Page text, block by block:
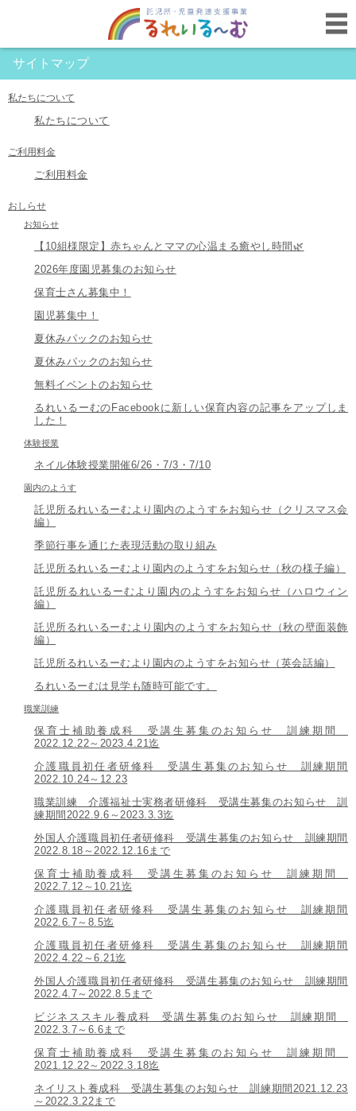
サイトマップ
私たちについて
私たちについて
ご利用料金
ご利用料金
おしらせ
お知らせ
【10組様限定】赤ちゃんとママの心温まる癒やし時間🌿
2026年度園児募集のお知らせ
保育士さん募集中！
園児募集中！
夏休みパックのお知らせ
夏休みパックのお知らせ
無料イベントのお知らせ
るれいるーむのFacebookに新しい保育内容の記事をアップしま
した！
体験授業
ネイル体験授業開催6/26・7/3・7/10
園内のようす
託児所るれいるーむより園内のようすをお知らせ（クリスマス会
編）
季節行事を通じた表現活動の取り組み
託児所るれいるーむより園内のようすをお知らせ（秋の様子編）
託児所るれいるーむより園内のようすをお知らせ（ハロウィン
編）
託児所るれいるーむより園内のようすをお知らせ（秋の壁面装飾
編）
託児所るれいるーむより園内のようすをお知らせ（英会話編）
るれいるーむは見学も随時可能です。
職業訓練
保育士補助養成科 受講生募集のお知らせ 訓練期間
2022.12.22～2023.4.21迄
介護職員初任者研修科 受講生募集のお知らせ 訓練期間
2022.10.24～12.23
職業訓練 介護福祉士実務者研修科 受講生募集のお知らせ 訓
練期間2022.9.6～2023.3.3迄
外国人介護職員初任者研修科 受講生募集のお知らせ 訓練期間
2022.8.18～2022.12.16まで
保育士補助養成科 受講生募集のお知らせ 訓練期間
2022.7.12～10.21迄
介護職員初任者研修科 受講生募集のお知らせ 訓練期間
2022.6.7～8.5迄
介護職員初任者研修科 受講生募集のお知らせ 訓練期間
2022.4.22～6.21迄
外国人介護職員初任者研修科 受講生募集のお知らせ 訓練期間
2022.4.7～2022.8.5まで
ビジネススキル養成科 受講生募集のお知らせ 訓練期間
2022.3.7～6.6まで
保育士補助養成科 受講生募集のお知らせ 訓練期間
2021.12.22～2022.3.18迄
ネイリスト養成科 受講生募集のお知らせ 訓練期間2021.12.23
～2022.3.22まで